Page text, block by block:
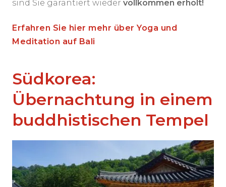
sind Sie garantiert wieder vollkommen erholt!
Erfahren Sie hier mehr über Yoga und
Meditation auf Bali
Südkorea:
Übernachtung in einem
buddhistischen Tempel